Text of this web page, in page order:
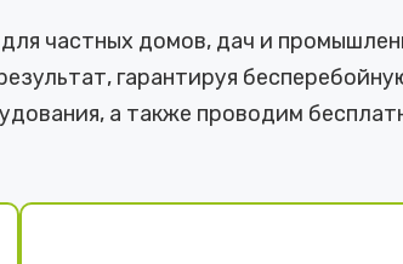
частных домов, дач и
гарантируя
а также проводим